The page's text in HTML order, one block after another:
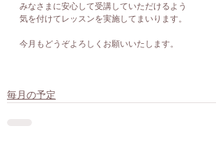
みなさまに安心して受講していただけるよう
気を付けてレッスンを実施してまいります。
今月もどうぞよろしくお願いいたします。
毎月の予定